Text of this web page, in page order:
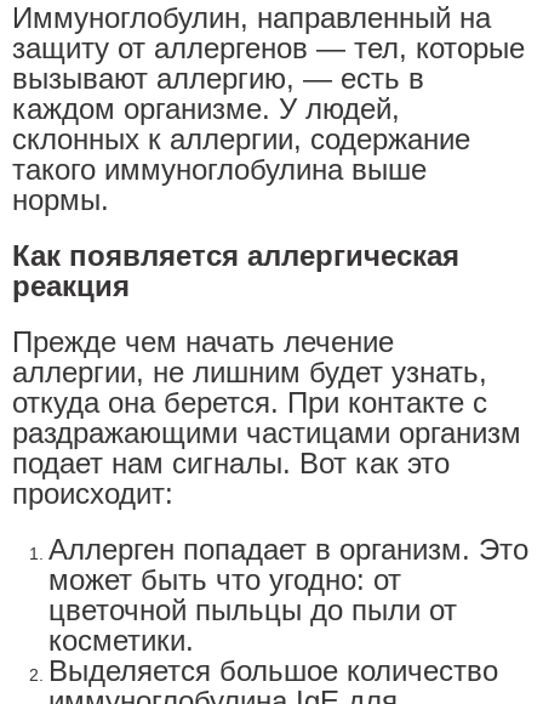
Иммуноглобулин, направленный на
защиту от аллергенов — тел, которые
вызывают аллергию, — есть в
каждом организме. У людей,
склонных к аллергии, содержание
такого иммуноглобулина выше
нормы.
Как появляется аллергическая
реакция
Прежде чем начать лечение
аллергии, не лишним будет узнать,
откуда она берется. При контакте с
раздражающими частицами организм
подает нам сигналы. Вот как это
происходит:
Аллерген попадает в организм. Это
может быть что угодно: от
цветочной пыльцы до пыли от
косметики.
Выделяется большое количество